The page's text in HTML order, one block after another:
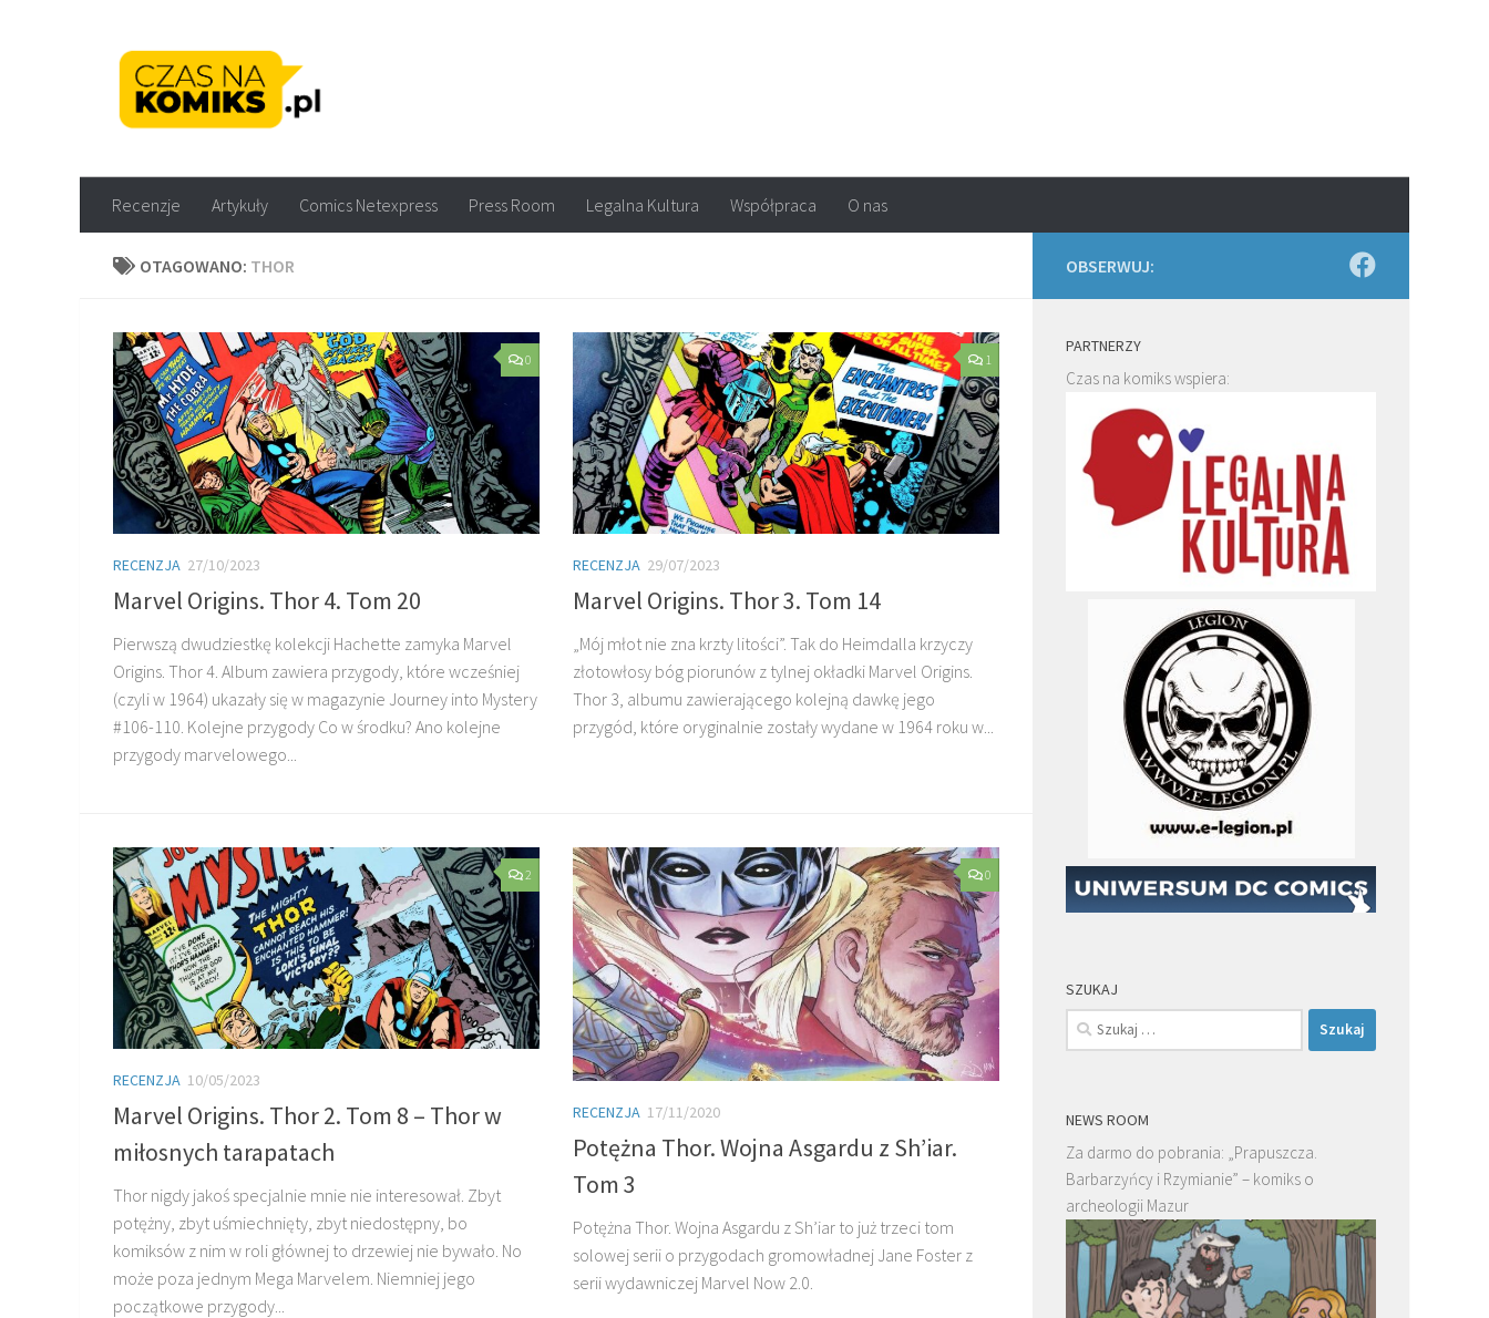
Recenzje Artykuły Comics Netexpress Press Room Legalna Kultura Współpraca O nas
OTAGOWANO: THOR
0
RECENZJA 27/10/2023
Marvel Origins. Thor 4. Tom 20
Pierwszą dwudziestkę kolekcji Hachette zamyka Marvel
Origins. Thor 4. Album zawiera przygody, które wcześniej
(czyli w 1964) ukazały się w magazynie Journey into Mystery
#106-110. Kolejne przygody Co w środku? Ano kolejne
przygody marvelowego...
1
RECENZJA 29/07/2023
Marvel Origins. Thor 3. Tom 14
„Mój młot nie zna krzty litości”. Tak do Heimdalla krzyczy
złotowłosy bóg piorunów z tylnej okładki Marvel Origins.
Thor 3, albumu zawierającego kolejną dawkę jego
przygód, które oryginalnie zostały wydane w 1964 roku w...
2
RECENZJA 10/05/2023
Marvel Origins. Thor 2. Tom 8 – Thor w
miłosnych tarapatach
Thor nigdy jakoś specjalnie mnie nie interesował. Zbyt
potężny, zbyt uśmiechnięty, zbyt niedostępny, bo
komiksów z nim w roli głównej to drzewiej nie bywało. No
może poza jednym Mega Marvelem. Niemniej jego
początkowe przygody...
0
RECENZJA 17/11/2020
Potężna Thor. Wojna Asgardu z Sh’iar.
Tom 3
Potężna Thor. Wojna Asgardu z Sh’iar to już trzeci tom
solowej serii o przygodach gromowładnej Jane Foster z
serii wydawniczej Marvel Now 2.0.
OBSERWUJ:
PARTNERZY
Czas na komiks wspiera:
SZUKAJ
Szukaj:
NEWS ROOM
Za darmo do pobrania: „Prapuszcza.
Barbarzyńcy i Rzymianie” – komiks o
archeologii Mazur